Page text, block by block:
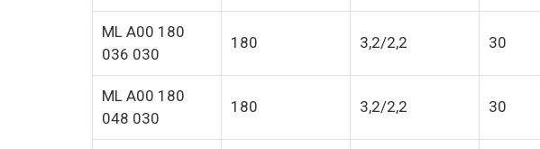
ML A00 180
036 030
180 3,2/2,2 30
ML A00 180
048 030
180 3,2/2,2 30